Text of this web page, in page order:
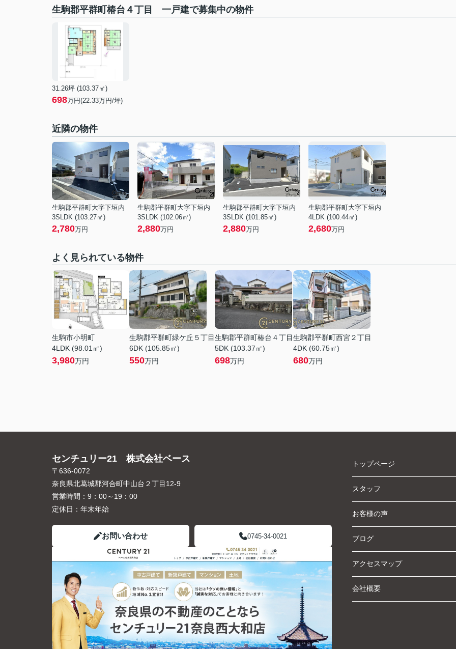
生駒郡平群町椿台４丁目 一戸建で募集中の物件
31.26坪 (103.37㎡)
698万円(22.33万円/坪)
近隣の物件
生駒郡平群町大字下垣内
3SLDK (103.27㎡)
2,780万円
生駒郡平群町大字下垣内
3SLDK (102.06㎡)
2,880万円
生駒郡平群町大字下垣内
3SLDK (101.85㎡)
2,880万円
生駒郡平群町大字下垣内
4LDK (100.44㎡)
2,680万円
よく見られている物件
生駒市小明町
4LDK (98.01㎡)
3,980万円
生駒郡平群町緑ケ丘５丁目
6DK (105.85㎡)
550万円
生駒郡平群町椿台４丁目
5DK (103.37㎡)
698万円
生駒郡平群町西宮２丁目
4DK (60.75㎡)
680万円
センチュリー21 株式会社ベース
〒636-0072
奈良県北葛城郡河合町中山台２丁目12-9
営業時間： 9：00～19：00
定休日： 年末年始
お問い合わせ 0745-34-0021
トップページ
スタッフ
お客様の声
ブログ
アクセスマップ
会社概要